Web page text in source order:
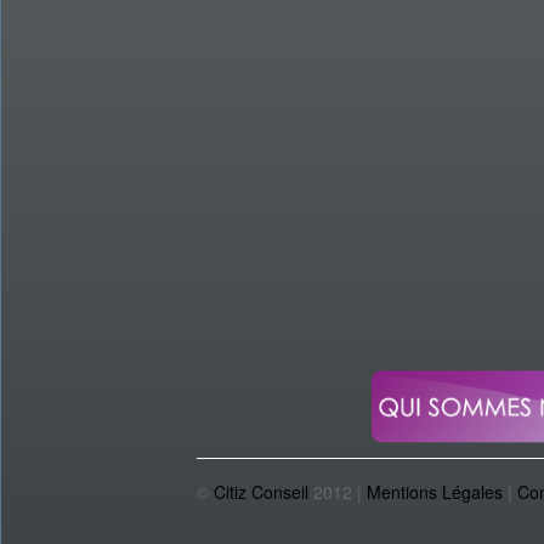
© Citiz Conseil 2012 | Mentions Légales |